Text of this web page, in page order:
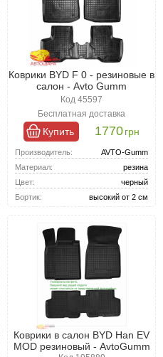
Коврики BYD F 0 - резиновые в
салон - Avto Gumm
Код 45597
Бесплатная доставка
Купить 1770грн
Производитель:
AVTO-Gumm
Материал:
резина
Цвет:
черный
Бортик:
высокий от 2 см
Коврики в салон BYD Han EV
MOD резиновый - AvtoGumm